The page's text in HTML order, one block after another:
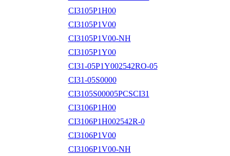
CI3105P1H00
CI3105P1V00
CI3105P1V00-NH
CI3105P1Y00
CI31-05P1Y002542RO-05
CI31-05S0000
CI3105S00005PCSCI31
CI3106P1H00
CI3106P1H002542R-0
CI3106P1V00
CI3106P1V00-NH